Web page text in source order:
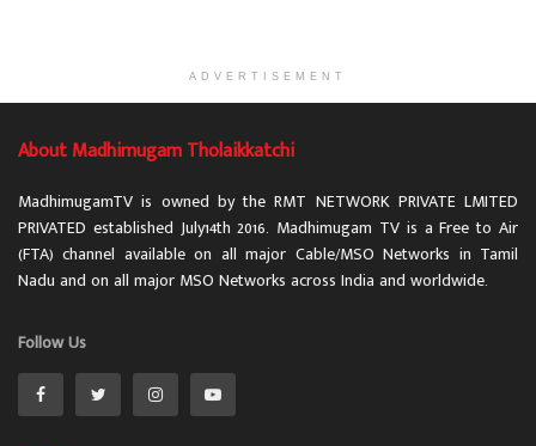
ADVERTISEMENT
About Madhimugam Tholaikkatchi
MadhimugamTV is owned by the RMT NETWORK PRIVATE LMITED
PRIVATED established July14th 2016. Madhimugam TV is a Free to Air
(FTA) channel available on all major Cable/MSO Networks in Tamil
Nadu and on all major MSO Networks across India and worldwide.
Follow Us